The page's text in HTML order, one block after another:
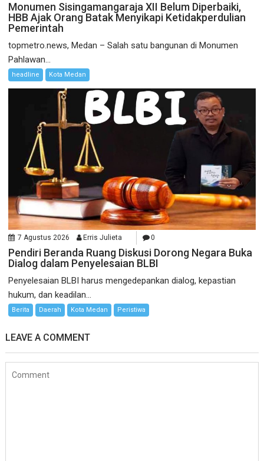
Monumen Sisingamangaraja XII Belum Diperbaiki,
HBB Ajak Orang Batak Menyikapi Ketidakperdulian
Pemerintah
topmetro.news, Medan – Salah satu bangunan di Monumen
Pahlawan...
headline Kota Medan
7 Agustus 2026 Erris Julieta 0
Pendiri Beranda Ruang Diskusi Dorong Negara Buka
Dialog dalam Penyelesaian BLBI
Penyelesaian BLBI harus mengedepankan dialog, kepastian
hukum, dan keadilan...
Berita Daerah Kota Medan Peristiwa
LEAVE A COMMENT